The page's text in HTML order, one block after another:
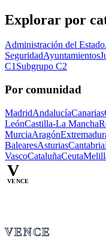
Explorar por
Administración del Estado
SeguridadAyuntamientos
C1Subgrupo C2
Por comunidad
MadridAndalucíaCanarias
LeónCastilla-La Mancha
MurciaAragón
BalearesAsturiasCantabria
VascoCataluñaCeuta
V
VENCE
VENCE